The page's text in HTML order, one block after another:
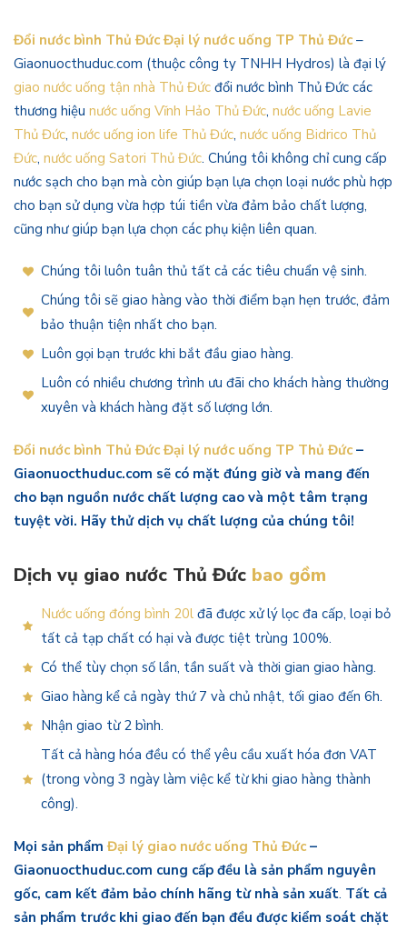
Đổi nước bình Thủ Đức Đại lý nước uống TP Thủ Đức –
Giaonuocthuduc.com (thuộc công ty TNHH Hydros) là đại lý
giao nước uống tận nhà Thủ Đức đổi nước bình Thủ Đức các
thương hiệu nước uống Vĩnh Hảo Thủ Đức, nước uống Lavie
Thủ Đức, nước uống ion life Thủ Đức, nước uống Bidrico Thủ
Đức, nước uống Satori Thủ Đức. Chúng tôi không chỉ cung cấp
nước sạch cho bạn mà còn giúp bạn lựa chọn loại nước phù hợp
cho bạn sử dụng vừa hợp túi tiền vừa đảm bảo chất lượng,
cũng như giúp bạn lựa chọn các phụ kiện liên quan.
Chúng tôi luôn tuân thủ tất cả các tiêu chuẩn vệ sinh.
Chúng tôi sẽ giao hàng vào thời điểm bạn hẹn trước, đảm
bảo thuận tiện nhất cho bạn.
Luôn gọi bạn trước khi bắt đầu giao hàng.
Luôn có nhiều chương trình ưu đãi cho khách hàng thường
xuyên và khách hàng đặt số lượng lớn.
Đổi nước bình Thủ Đức Đại lý nước uống TP Thủ Đức –
Giaonuocthuduc.com sẽ có mặt đúng giờ và mang đến
cho bạn nguồn nước chất lượng cao và một tâm trạng
tuyệt vời. Hãy thử dịch vụ chất lượng của chúng tôi!
Dịch vụ giao nước Thủ Đức bao gồm
Nước uống đóng bình 20l đã được xử lý lọc đa cấp, loại bỏ
tất cả tạp chất có hại và được tiệt trùng 100%.
Có thể tùy chọn số lần, tần suất và thời gian giao hàng.
Giao hàng kể cả ngày thứ 7 và chủ nhật, tối giao đến 6h.
Nhận giao từ 2 bình.
Tất cả hàng hóa đều có thể yêu cầu xuất hóa đơn VAT
(trong vòng 3 ngày làm việc kể từ khi giao hàng thành
công).
Mọi sản phẩmĐại lý giao nước uống Thủ Đức –
Giaonuocthuduc.com cung cấp đều là sản phẩm nguyên
gốc, cam kết đảm bảo chính hãng từ nhà sản xuất. Tất cả
sản phẩm trước khi giao đến bạn đều được kiểm soát chặt